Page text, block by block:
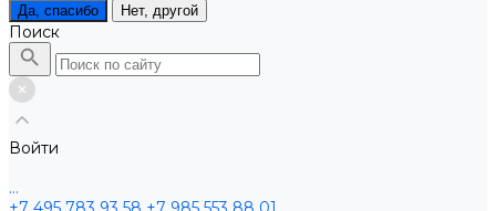
Да, спасибо Нет, другой
Поиск
Войти
...